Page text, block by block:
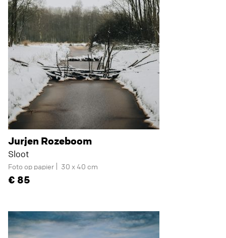
Jurjen Rozeboom
Sloot
Foto op papier 30 x 40 cm
85